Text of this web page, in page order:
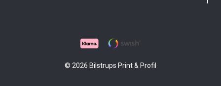
© 2026 Bilstrups Print & Profil